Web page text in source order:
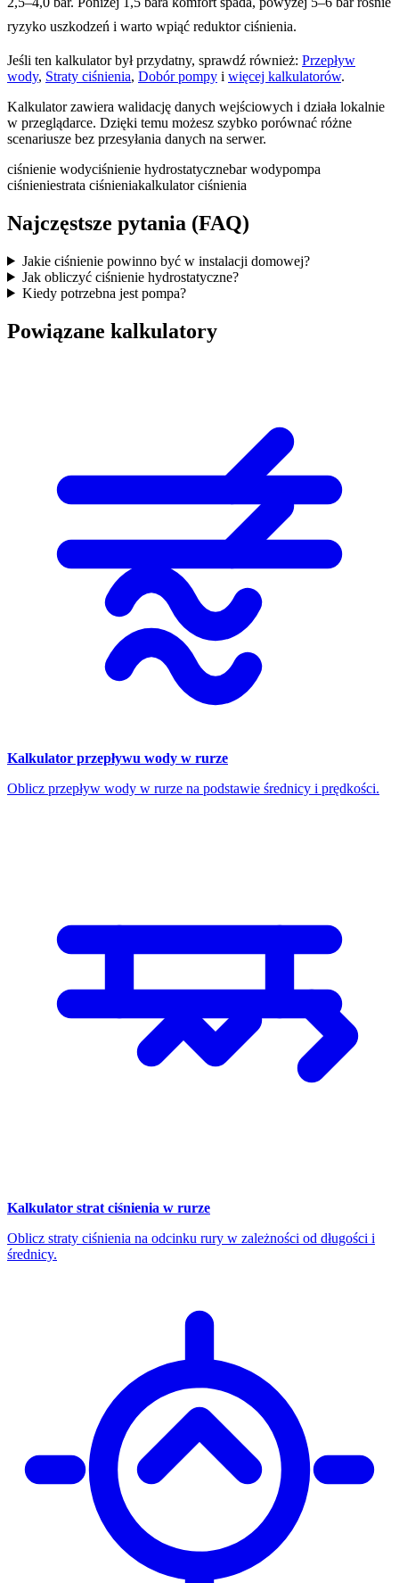
ryzyko uszkodzeń i warto wpiąć reduktor ciśnienia.
Jeśli ten kalkulator był przydatny, sprawdź również: Przepływ
wody, Straty ciśnienia, Dobór pompy i więcej kalkulatorów.
Kalkulator zawiera walidację danych wejściowych i działa lokalnie
w przeglądarce. Dzięki temu możesz szybko porównać różne
scenariusze bez przesyłania danych na serwer.
ciśnienie wodyciśnienie hydrostatycznebar wodypompa
ciśnieniestrata ciśnieniakalkulator ciśnienia
Najczęstsze pytania (FAQ)
Jakie ciśnienie powinno być w instalacji domowej?
Jak obliczyć ciśnienie hydrostatyczne?
Kiedy potrzebna jest pompa?
Powiązane kalkulatory
Kalkulator przepływu wody w rurze
Oblicz przepływ wody w rurze na podstawie średnicy i prędkości.
Kalkulator strat ciśnienia w rurze
Oblicz straty ciśnienia na odcinku rury w zależności od długości i
średnicy.